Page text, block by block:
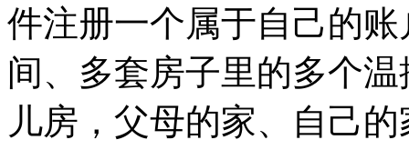
件注册一个属于自己的
间、多套房子里的多个
儿房，父母的家、自己